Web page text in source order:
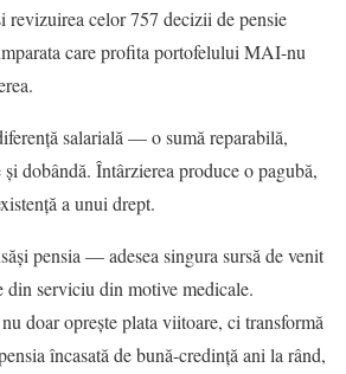
revizuirea celor 757 decizii de pensie
care profita portofelului MAI-nu
salarială — o sumă reparabilă,
dobândă. Întârzierea produce o pagubă,
a unui drept.
pensia — adesea singura sursă de venit
din serviciu din motive medicale.
doar oprește plata viitoare, ci transformă
încasată de bună-credință ani la rând,